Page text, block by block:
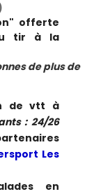
offerte
tir à la
de plus de
de vtt à
: 24/26
Les
en